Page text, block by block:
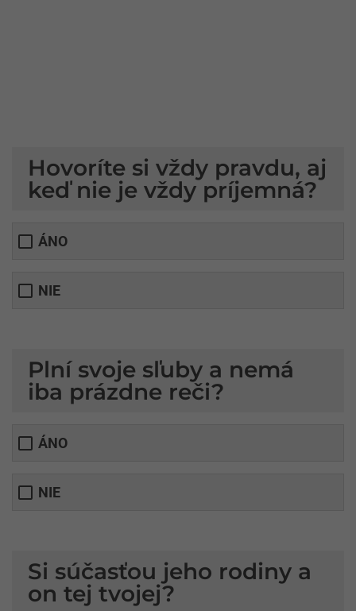
Hovoríte si vždy pravdu, aj
keď nie je vždy príjemná?
ÁNO
NIE
Plní svoje sľuby a nemá
iba prázdne reči?
ÁNO
NIE
Si súčasťou jeho rodiny a
on tej tvojej?